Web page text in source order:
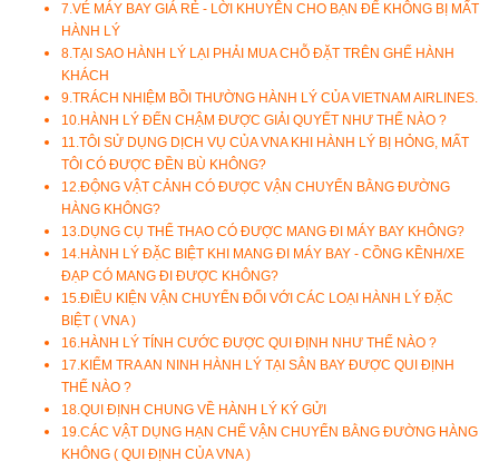
7.VÉ MÁY BAY GIÁ RẺ - LỜI KHUYÊN CHO BẠN ĐỂ KHÔNG BỊ MẤT
HÀNH LÝ
8.TẠI SAO HÀNH LÝ LẠI PHẢI MUA CHỖ ĐẶT TRÊN GHẾ HÀNH
KHÁCH
9.TRÁCH NHIỆM BỒI THƯỜNG HÀNH LÝ CỦA VIETNAM AIRLINES.
10.HÀNH LÝ ĐẾN CHẬM ĐƯỢC GIẢI QUYẾT NHƯ THẾ NÀO ?
11.TÔI SỬ DỤNG DỊCH VỤ CỦA VNA KHI HÀNH LÝ BỊ HỎNG, MẤT
TÔI CÓ ĐƯỢC ĐỀN BÙ KHÔNG?
12.ĐỘNG VẬT CẢNH CÓ ĐƯỢC VẬN CHUYỂN BẰNG ĐƯỜNG
HÀNG KHÔNG?
13.DỤNG CỤ THỂ THAO CÓ ĐƯỢC MANG ĐI MÁY BAY KHÔNG?
14.HÀNH LÝ ĐẶC BIỆT KHI MANG ĐI MÁY BAY - CỒNG KỀNH/XE
ĐẠP CÓ MANG ĐI ĐƯỢC KHÔNG?
15.ĐIỀU KIỆN VẬN CHUYỂN ĐỐI VỚI CÁC LOẠI HÀNH LÝ ĐẶC
BIỆT ( VNA )
16.HÀNH LÝ TÍNH CƯỚC ĐƯỢC QUI ĐỊNH NHƯ THẾ NÀO ?
17.KIỂM TRA AN NINH HÀNH LÝ TẠI SÂN BAY ĐƯỢC QUI ĐỊNH
THẾ NÀO ?
18.QUI ĐỊNH CHUNG VỀ HÀNH LÝ KÝ GỬI
19.CÁC VẬT DỤNG HẠN CHẾ VẬN CHUYỂN BẰNG ĐƯỜNG HÀNG
KHÔNG ( QUI ĐỊNH CỦA VNA )